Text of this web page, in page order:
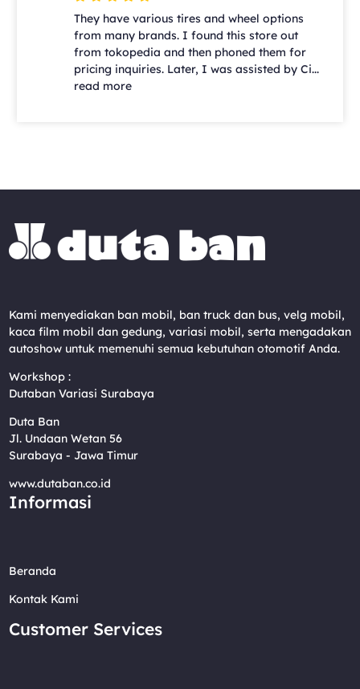
They have various tires and wheel options
from many brands. I found this store out
from tokopedia and then phoned them for
pricing inquiries. Later, I was assisted by Ci...
read more
Kami menyediakan ban mobil, ban truck dan bus, velg mobil,
kaca film mobil dan gedung, variasi mobil, serta mengadakan
autoshow untuk memenuhi semua kebutuhan otomotif Anda.
Workshop :
Dutaban Variasi Surabaya
Duta Ban
Jl. Undaan Wetan 56
Surabaya - Jawa Timur
www.dutaban.co.id
Informasi
Beranda
Kontak Kami
Customer Services